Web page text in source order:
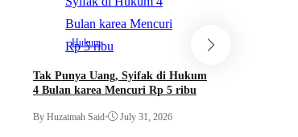
Hukum
Tak Punya Uang, Syifak di Hukum
4 Bulan karea Mencuri Rp 5 ribu
By Huzaimah Said• July 31, 2026